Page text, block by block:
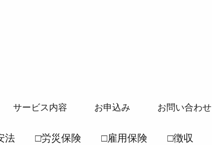
サービス内容 お申込み お問い合わせ
法 □労災保険 □雇用保険 □徴収